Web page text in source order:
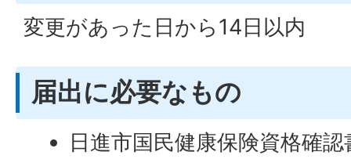
変更があった日から14日以内
届出に必要なもの
日進市国民健康保険資格確